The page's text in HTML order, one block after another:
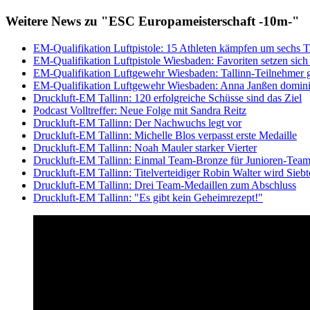
Weitere News zu "ESC Europameisterschaft -10m-"
EM-Qualifikation Luftpistole: 15 Athleten kämpfen um sechs
EM-Qualifikation Luftpistole Wiesbaden: Favoriten setzen sich
EM-Qualifikation Luftgewehr Wiesbaden: Tallinn-Teilnehmer
EM-Qualifikation Luftgewehr Wiesbaden: Anna Janßen
Druckluft-EM Tallinn: 120 erfolgreiche Schüsse sind das Ziel
Podcast Volltreffer: Neue Folge mit Sandra Reitz
Druckluft-EM Tallinn: Der Nachwuchs legt vor
Druckluft-EM Tallinn: Michelle Blos verpasst erste Medaille
Druckluft-EM Tallinn: Noah Mauler starker Vierter
Druckluft-EM Tallinn: Einmal Team-Bronze für Junioren-
Druckluft-EM Tallinn: Titelverteidiger Robin Walter wird
Druckluft-EM Tallinn: Drei Team-Medaillen zum Abschluss
Druckluft-EM Tallinn: "Es gibt kein Geheimrezept!"